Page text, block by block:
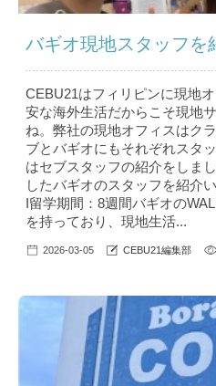
バギオ現地スタッフを
CEBU21はフィリピンに現地
安な海外生活だからこそ現地
ね。弊社の現地オフィスはク
ブとバギオにもそれぞれスタ
はセブスタッフの紹介をしま
したバギオのスタッフを紹介
I留学期間：8週間バギオの
を持っており、現地生活...
2026-03-05 CEBU21編集部